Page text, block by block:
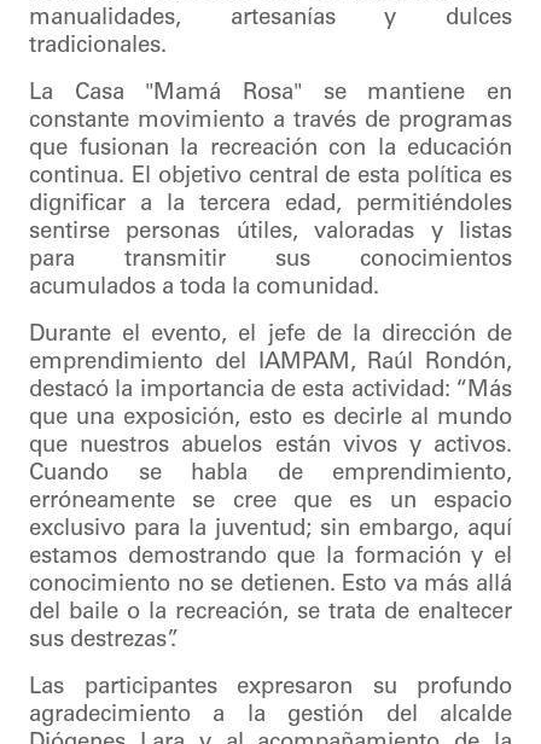
manualidades, artesanías y dulces
tradicionales.
La Casa "Mamá Rosa" se mantiene en
constante movimiento a través de programas
que fusionan la recreación con la educación
continua. El objetivo central de esta política es
dignificar a la tercera edad, permitiéndoles
sentirse personas útiles, valoradas y listas
para transmitir sus conocimientos
acumulados a toda la comunidad.
Durante el evento, el jefe de la dirección de
emprendimiento del IAMPAM, Raúl Rondón,
destacó la importancia de esta actividad: “Más
que una exposición, esto es decirle al mundo
que nuestros abuelos están vivos y activos.
Cuando se habla de emprendimiento,
erróneamente se cree que es un espacio
exclusivo para la juventud; sin embargo, aquí
estamos demostrando que la formación y el
conocimiento no se detienen. Esto va más allá
del baile o la recreación, se trata de enaltecer
sus destrezas”.
Las participantes expresaron su profundo
agradecimiento a la gestión del alcalde